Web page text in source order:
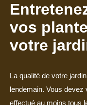
vos
votre
La qualité de votre
lendemain. Vous
effectué au moins tous